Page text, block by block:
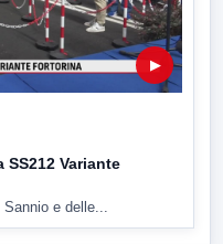
▶
Variante
e delle...